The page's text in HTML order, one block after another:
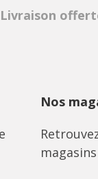
Livraison
Nos
magasins